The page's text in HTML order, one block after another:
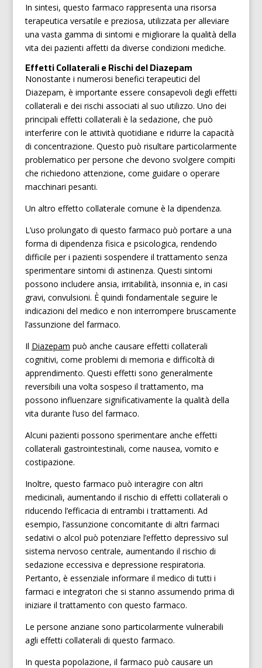
In sintesi, questo farmaco rappresenta una risorsa
terapeutica versatile e preziosa, utilizzata per alleviare
una vasta gamma di sintomi e migliorare la qualità della
vita dei pazienti affetti da diverse condizioni mediche.
Effetti Collaterali e Rischi del Diazepam
Nonostante i numerosi benefici terapeutici del
Diazepam, è importante essere consapevoli degli effetti
collaterali e dei rischi associati al suo utilizzo. Uno dei
principali effetti collaterali è la sedazione, che può
interferire con le attività quotidiane e ridurre la capacità
di concentrazione. Questo può risultare particolarmente
problematico per persone che devono svolgere compiti
che richiedono attenzione, come guidare o operare
macchinari pesanti.
Un altro effetto collaterale comune è la dipendenza.
L’uso prolungato di questo farmaco può portare a una
forma di dipendenza fisica e psicologica, rendendo
difficile per i pazienti sospendere il trattamento senza
sperimentare sintomi di astinenza. Questi sintomi
possono includere ansia, irritabilità, insonnia e, in casi
gravi, convulsioni. È quindi fondamentale seguire le
indicazioni del medico e non interrompere bruscamente
l’assunzione del farmaco.
Il Diazepam può anche causare effetti collaterali
cognitivi, come problemi di memoria e difficoltà di
apprendimento. Questi effetti sono generalmente
reversibili una volta sospeso il trattamento, ma
possono influenzare significativamente la qualità della
vita durante l’uso del farmaco.
Alcuni pazienti possono sperimentare anche effetti
collaterali gastrointestinali, come nausea, vomito e
costipazione.
Inoltre, questo farmaco può interagire con altri
medicinali, aumentando il rischio di effetti collaterali o
riducendo l’efficacia di entrambi i trattamenti. Ad
esempio, l’assunzione concomitante di altri farmaci
sedativi o alcol può potenziare l’effetto depressivo sul
sistema nervoso centrale, aumentando il rischio di
sedazione eccessiva e depressione respiratoria.
Pertanto, è essenziale informare il medico di tutti i
farmaci e integratori che si stanno assumendo prima di
iniziare il trattamento con questo farmaco.
Le persone anziane sono particolarmente vulnerabili
agli effetti collaterali di questo farmaco.
In questa popolazione, il farmaco può causare un